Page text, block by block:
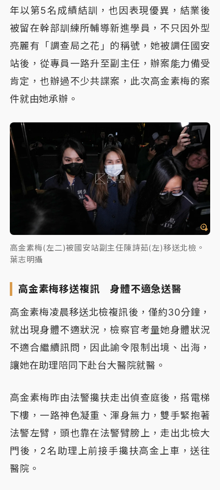
年以第5名成績結訓，也因表現優異，結業後
被留在幹部訓練所輔導新進學員，不只因外型
亮麗有「調查局之花」的稱號，她被調任國安
站後，從專員一路升至副主任，辦案能力備受
肯定，也辦過不少共諜案，此次高金素梅的案
件就由她承辦。
高金素梅(左二)被國安站副主任陳詩茹(左)移送北檢。
葉志明攝
高金素梅移送複訊 身體不適急送醫
高金素梅凌晨移送北檢複訊後，僅約30分鐘，
就出現身體不適狀況，檢察官考量她身體狀況
不適合繼續訊問，因此諭令限制出境、出海，
讓她在助理陪同下赴台大醫院就醫。
高金素梅昨由法警攙扶走出偵查庭後，搭電梯
下樓，一路神色凝重、渾身無力，雙手緊抱著
法警左臂，頭也靠在法警臂膀上，走出北檢大
門後，2名助理上前接手攙扶高金上車，送往
醫院。